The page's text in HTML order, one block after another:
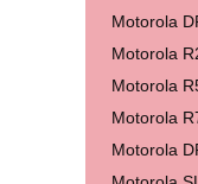
Motorola
Motorola
Motorola
Motorola
Motorola